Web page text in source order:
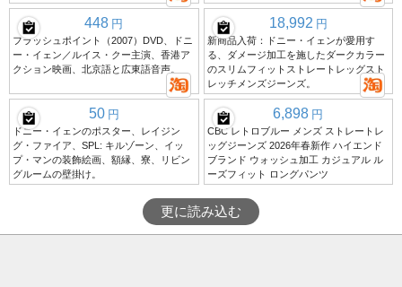
448 円
フラッシュポイント（2007）DVD、ドニ
ー・イェン／ルイス・クー主演、香港ア
クション映画、北京語と広東語音声。
18,992 円
新商品入荷：ドニー・イェンが愛用す
る、ダメージ加工を施したダークカラー
のスリムフィットストレートレッグスト
レッチメンズジーンズ。
50 円
ドニー・イェンのポスター、レイジン
グ・ファイア、SPL: キルゾーン、イッ
プ・マンの装飾絵画、額縁、寮、リビン
グルームの壁掛け。
6,898 円
CBC レトロブルー メンズ ストレートレ
ッグジーンズ 2026年春新作 ハイエンド
ブランド ウォッシュ加工 カジュアル ル
ーズフィット ロングパンツ
更に読み込む